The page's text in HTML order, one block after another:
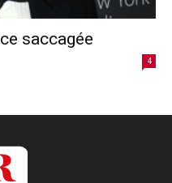
saccagée
4